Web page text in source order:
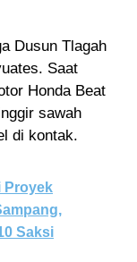
Dusun Tlagah
Saat
Honda Beat
sawah
di kontak.
Proyek
Saksi